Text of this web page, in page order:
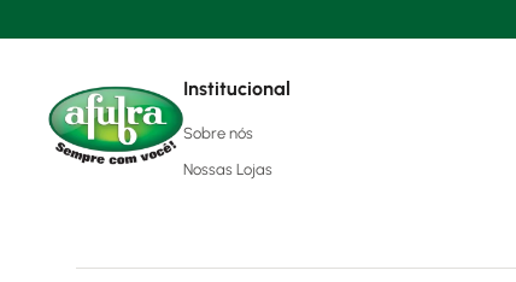
Institucional
Sobre nós
Nossas Lojas